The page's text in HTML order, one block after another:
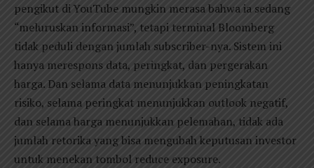
pengikut di YouTube mungkin merasa bahwa ia sedang
“meluruskan informasi”, tetapi terminal Bloomberg
tidak peduli dengan jumlah subscriber-nya. Sistem ini
hanya merespons data, peringkat, dan pergerakan
harga. Dan selama data menunjukkan peningkatan
risiko, selama peringkat menunjukkan outlook negatif,
dan selama harga menunjukkan pelemahan, tidak ada
jumlah retorika yang bisa mengubah keputusan investor
untuk menekan tombol reduce exposure.